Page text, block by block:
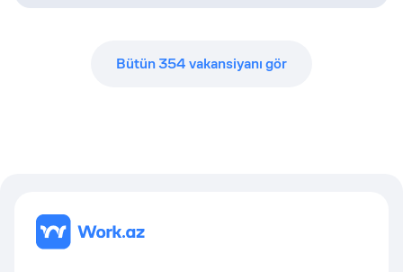
Bütün354vakansiyanı gör